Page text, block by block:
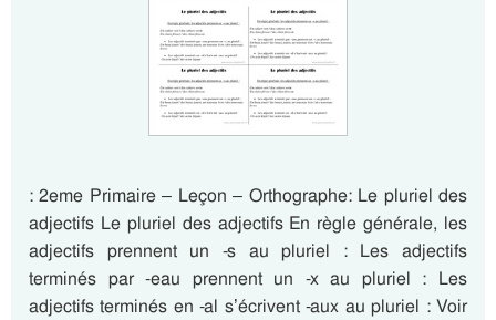
: 2eme Primaire – Leçon – Orthographe: Le pluriel des
adjectifs Le pluriel des adjectifs En règle générale, les
adjectifs prennent un -s au pluriel : Les adjectifs
terminés par -eau prennent un -x au pluriel : Les
adjectifs terminés en -al s’écrivent -aux au pluriel : Voir